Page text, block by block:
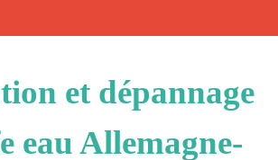
et dépannage
eau Allemagne-